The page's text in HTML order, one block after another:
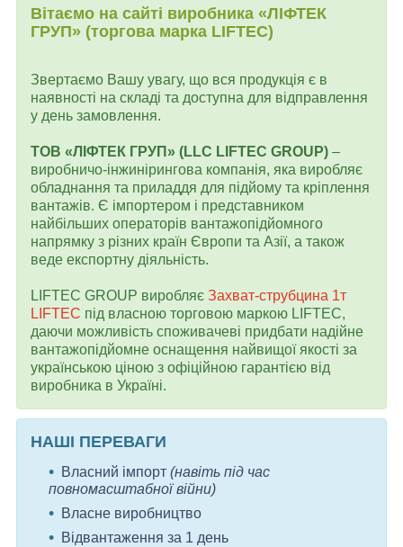
Вітаємо на сайті виробника «ЛІФТЕК
ГРУП» (торгова марка LIFTEC)
Звертаємо Вашу увагу, що вся продукція є в
наявності на складі та доступна для відправлення
у день замовлення.
ТОВ «ЛІФТЕК ГРУП» (LLC LIFTEC GROUP) –
виробничо-інжинірингова компанія, яка виробляє
обладнання та приладдя для підйому та кріплення
вантажів. Є імпортером і представником
найбільших операторів вантажопідйомного
напрямку з різних країн Європи та Азії, а також
веде експортну діяльність.
LIFTEC GROUP виробляє Захват-струбцина 1т
LIFTEC під власною торговою маркою LIFTEC,
даючи можливість споживачеві придбати надійне
вантажопідйомне оснащення найвищої якості за
українською ціною з офіційною гарантією від
виробника в Україні.
НАШІ ПЕРЕВАГИ
Власний імпорт (навіть під час
повномасштабної війни)
Власне виробництво
Відвантаження за 1 день